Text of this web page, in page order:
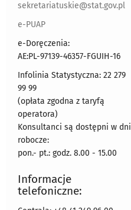
sekretariatuskie@stat.gov.pl
e-PUAP
e-Doręczenia:
AE:PL-97139-46357-FGUIH-16
Infolinia Statystyczna: 22 279
99 99
(opłata zgodna z taryfą
operatora)
Konsultanci są dostępni w dni
robocze:
pon.- pt.: godz. 8.00 - 15.00
Informacje
telefoniczne: